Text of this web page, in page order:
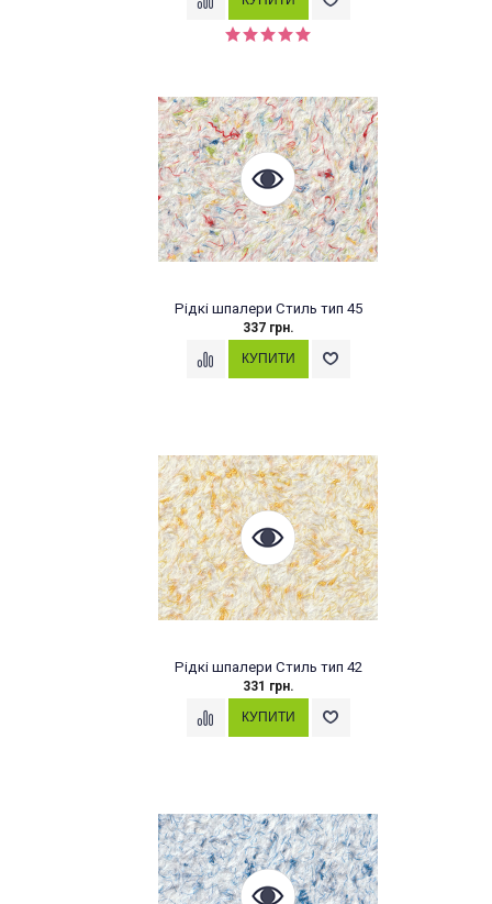
Рідкі шпалери Стиль тип 45
337 грн.
Рідкі шпалери Стиль тип 42
331 грн.